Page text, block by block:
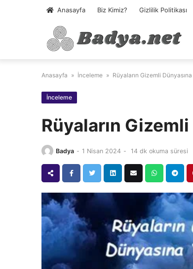
Anasayfa Biz Kimiz? Gizlilik Politikası
Anasayfa » İnceleme » Rüyaların Gizemli
İnceleme
Rüyaların
Badya - 1 Nisan 2024 - 14 dk okuma süresi